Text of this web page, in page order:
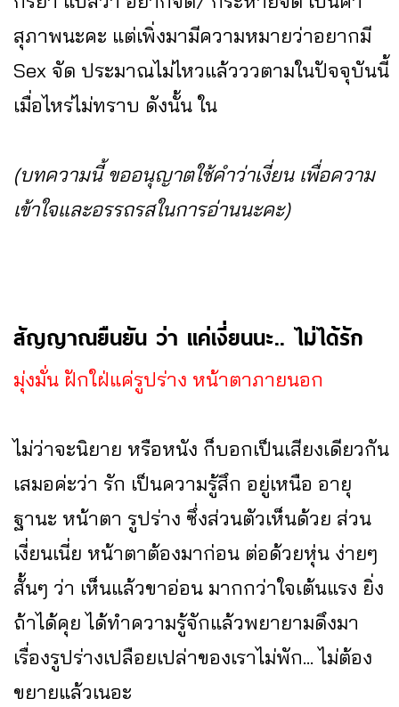
สุภาพนะคะ แต่เพิ่งมามีความหมายว่าอยากมี
Sex จัด ประมาณไม่ไหวแล้วววตามในปัจจุบันนี้
เมื่อไหร่ไม่ทราบ ดังนั้น ใน
(บทความนี้ ขออนุญาตใช้คำว่าเงี่ยน เพื่อความ
เข้าใจและอรรถรสในการอ่านนะคะ)
สัญญาณยืนยัน ว่า แค่เงี่ยนนะ.. ไม่ได้รัก
มุ่งมั่น ฝักใฝ่แค่รูปร่าง หน้าตาภายนอก
ไม่ว่าจะนิยาย หรือหนัง ก็บอกเป็นเสียงเดียวกัน
เสมอค่ะว่า รัก เป็นความรู้สึก อยู่เหนือ อายุ
ฐานะ หน้าตา รูปร่าง ซึ่งส่วนตัวเห็นด้วย ส่วน
เงี่ยนเนี่ย หน้าตาต้องมาก่อน ต่อด้วยหุ่น ง่ายๆ
สั้นๆ ว่า เห็นแล้วขาอ่อน มากกว่าใจเต้นแรง ยิ่ง
ถ้าได้คุย ได้ทำความรู้จักแล้วพยายามดึงมา
เรื่องรูปร่างเปลือยเปล่าของเราไม่พัก... ไม่ต้อง
ขยายแล้วเนอะ